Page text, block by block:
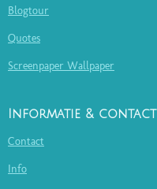
Blogtour
Quotes
Screenpaper Wallpaper
Informatie & contact
Contact
Info